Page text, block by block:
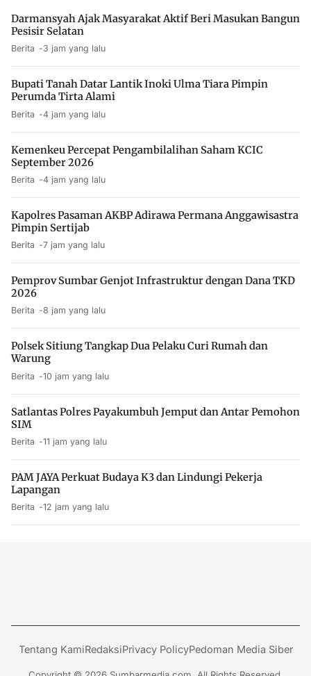
Darmansyah Ajak Masyarakat Aktif Beri Masukan Bangun
Pesisir Selatan
Berita 3 jam yang lalu
Bupati Tanah Datar Lantik Inoki Ulma Tiara Pimpin
Perumda Tirta Alami
Berita 4 jam yang lalu
Kemenkeu Percepat Pengambilalihan Saham KCIC
September 2026
Berita 4 jam yang lalu
Kapolres Pasaman AKBP Adirawa Permana Anggawisastra
Pimpin Sertijab
Berita 7 jam yang lalu
Pemprov Sumbar Genjot Infrastruktur dengan Dana TKD
2026
Berita 8 jam yang lalu
Polsek Sitiung Tangkap Dua Pelaku Curi Rumah dan
Warung
Berita 10 jam yang lalu
Satlantas Polres Payakumbuh Jemput dan Antar Pemohon
SIM
Berita 11 jam yang lalu
PAM JAYA Perkuat Budaya K3 dan Lindungi Pekerja
Lapangan
Berita 12 jam yang lalu
Tentang KamiRedaksiPrivacy PolicyPedoman Media Siber